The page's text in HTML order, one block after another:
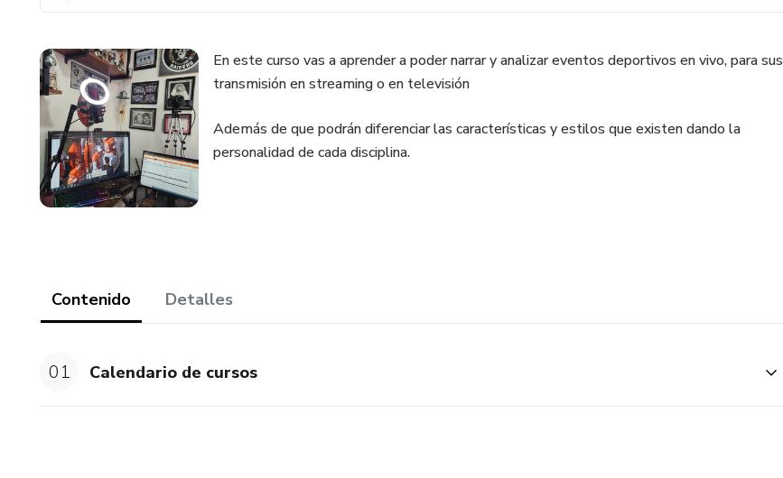
En este curso vas a aprender a poder narrar y analizar eventos deportivos en vivo, para sus
transmisión en streaming o en televisión
Además de que podrán diferenciar las características y estilos que existen dando la
personalidad de cada disciplina.
Contenido Detalles
01 Calendario de cursos